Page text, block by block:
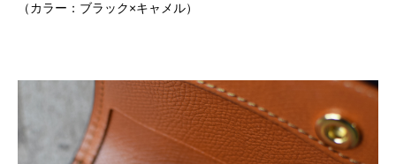
（カラー：ブラック×キャメル）